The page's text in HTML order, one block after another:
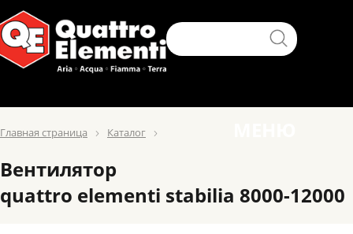
Главная страница Каталог
Вентилятор
quattro elementi stabilia 8000-12000